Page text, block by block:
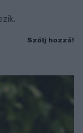
Szólj hozzá!